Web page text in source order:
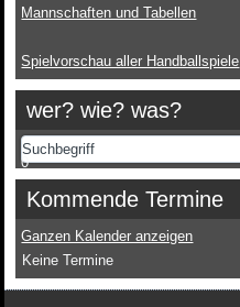
Mannschaften und Tabellen
Spielvorschau aller Handballspiele
wer? wie? was?
0
Kommende Termine
Ganzen Kalender anzeigen
Keine Termine